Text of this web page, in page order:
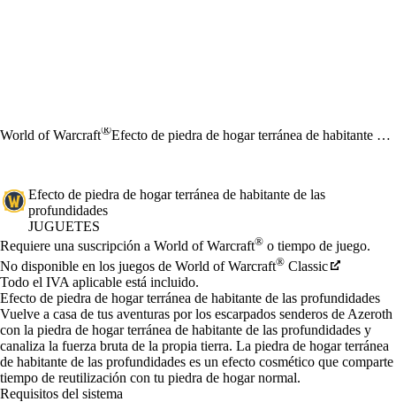
World of Warcraft® Efecto de piedra de hogar terránea de habitante de las profundidades
Efecto de piedra de hogar terránea de habitante de las
profundidades
JUGUETES
Precio
Available actions
Requiere una suscripción a World of Warcraft® o tiempo de juego.
No disponible en los juegos de World of Warcraft® Classic
Todo el IVA aplicable está incluido.
Efecto de piedra de hogar terránea de habitante de las profundidades
Vuelve a casa de tus aventuras por los escarpados senderos de Azeroth
con la piedra de hogar terránea de habitante de las profundidades y
canaliza la fuerza bruta de la propia tierra. La piedra de hogar terránea
de habitante de las profundidades es un efecto cosmético que comparte
tiempo de reutilización con tu piedra de hogar normal.
Requisitos del sistema